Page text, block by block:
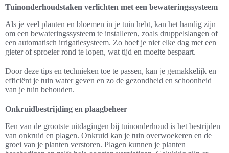
Tuinonderhoudstaken verlichten met een bewateringssysteem
Als je veel planten en bloemen in je tuin hebt, kan het handig zijn
om een bewateringssysteem te installeren, zoals druppelslangen of
een automatisch irrigatiesysteem. Zo hoef je niet elke dag met een
gieter of sproeier rond te lopen, wat tijd en moeite bespaart.
Door deze tips en technieken toe te passen, kan je gemakkelijk en
efficiënt je tuin water geven en zo de gezondheid en schoonheid
van je tuin behouden.
Onkruidbestrijding en plaagbeheer
Een van de grootste uitdagingen bij tuinonderhoud is het bestrijden
van onkruid en plagen. Onkruid kan je tuin overwoekeren en de
groei van je planten verstoren. Plagen kunnen je planten